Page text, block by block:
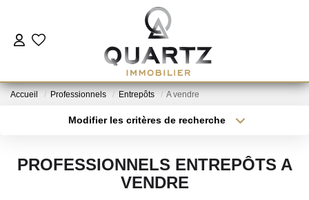
ESTIMER
Accueil Professionnels Entrepôts A vendre
Modifier les critères de recherche
Type de bien
Surface min
PROFESSIONNELS ENTREPÔTS A
VENDRE